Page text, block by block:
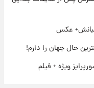
عکس
حال جهان را دارم!